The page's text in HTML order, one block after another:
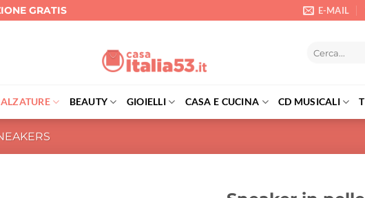
GRATIS E-MAIL
BEAUTY GIOIELLI CASA E CUCINA CD MUSICALI